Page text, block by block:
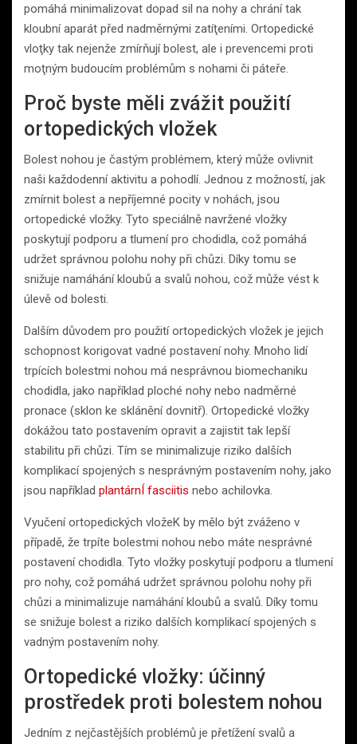
pomáhá minimalizovat dopad sil na nohy a chrání tak
kloubní aparát před nadměrnými zatíţeními. Ortopedické
vloţky tak nejenže zmírňují bolest, ale i prevencemi proti
moţným budoucím problémům s nohami či páteře.
Proč byste měli zvážit použití
ortopedických vložek
Bolest nohou je častým problémem, který může ovlivnit
naši každodenní aktivitu a pohodlí. Jednou z možností, jak
zmírnit bolest a nepříjemné pocity v nohách, jsou
ortopedické vložky. Tyto speciálně navržené vložky
poskytují podporu a tlumení pro chodidla, což pomáhá
udržet správnou polohu nohy při chůzi. Díky tomu se
snižuje namáhání kloubů a svalů nohou, což může vést k
úlevě od bolesti.
Dalším důvodem pro použití ortopedických vložek je jejich
schopnost korigovat vadné postavení nohy. Mnoho lidí
trpících bolestmi nohou má nesprávnou biomechaniku
chodidla, jako například ploché nohy nebo nadměrné
pronace (sklon ke sklánění dovnitř). Ortopedické vložky
dokážou tato postavením opravit a zajistit tak lepší
stabilitu při chůzi. Tím se minimalizuje riziko dalších
komplikací spojených s nesprávným postavením nohy, jako
jsou například plantárnÍ fasciitis nebo achilovka.
Vyučení ortopedických vložeK by mělo být zváženo v
případě, že trpíte bolestmi nohou nebo máte nesprávné
postavení chodidla. Tyto vložky poskytují podporu a tlumení
pro nohy, což pomáhá udržet správnou polohu nohy při
chůzi a minimalizuje namáhání kloubů a svalů. Díky tomu
se snižuje bolest a riziko dalších komplikací spojených s
vadným postavením nohy.
Ortopedické vložky: účinný
prostředek proti bolestem nohou
Jedním z nejčastějších problémů je přetížení svalů a